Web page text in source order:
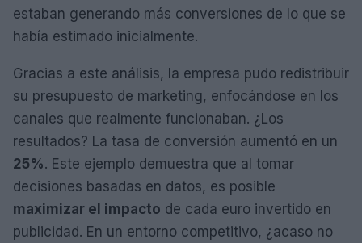
estaban generando más conversiones de lo que se
había estimado inicialmente.
Gracias a este análisis, la empresa pudo redistribuir
su presupuesto de marketing, enfocándose en los
canales que realmente funcionaban. ¿Los
resultados? La tasa de conversión aumentó en un
25%. Este ejemplo demuestra que al tomar
decisiones basadas en datos, es posible
maximizar el impacto de cada euro invertido en
publicidad. En un entorno competitivo, ¿acaso no